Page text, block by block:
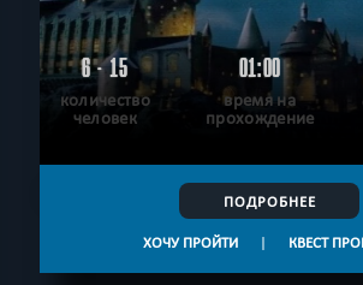
6 - 15
количество
человек
01:00
время на
прохождение
ПОДРОБНЕЕ
ХОЧУ ПРОЙТИ | КВЕСТ